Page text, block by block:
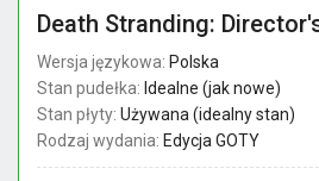
Death Stranding:
Wersja językowa: Polska
Stan pudełka: Idealne (jak nowe)
Stan płyty: Używana (idealny stan)
Rodzaj wydania: Edycja GOTY